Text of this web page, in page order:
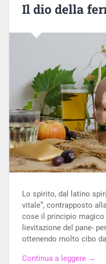
Il dio della
Lo spirito, dal latino
vitale”, contrapposto
cose il principio
lievitazione del pane-
ottenendo molto cibo
Continua a leggere →